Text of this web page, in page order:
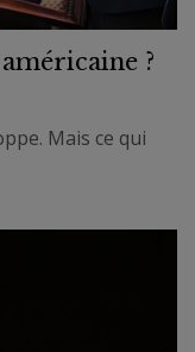
?
Mais ce qui